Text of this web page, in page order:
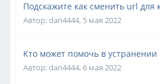
Подскажите как сменить url для
Автор:dan4444, 5 мая 2022
Кто может помочь в
Автор:dan4444, 6 мая 2022